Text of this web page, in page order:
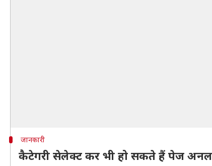
जानकारी
कैटेगरी सेलेक्ट कर भी हो सकते हैं पेज